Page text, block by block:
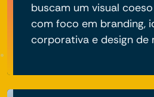
buscam um visual
com foco em branding,
corporativa e design de